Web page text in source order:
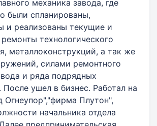
механика завода, где
были спланированы,
и реализованы текущие и
технологического
металлоконструкций, а так же
силами ремонтного
и ряда подрядных
После ушел в бизнес. Работал на
Огнеупор","фирма Плутон",
начальника отдела